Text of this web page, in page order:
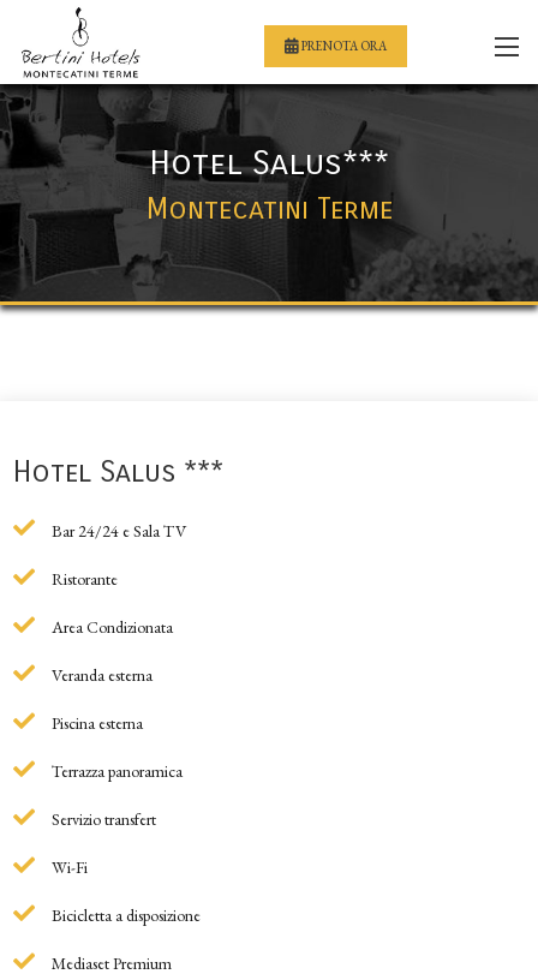
PRENOTA ORA
Montecatini Terme
Hotel Salus***
Hotel Salus ***
Bar 24/24 e Sala TV
Ristorante
Area Condizionata
Veranda esterna
Piscina esterna
Terrazza panoramica
Servizio transfert
Wi-Fi
Bicicletta a disposizione
Mediaset Premium